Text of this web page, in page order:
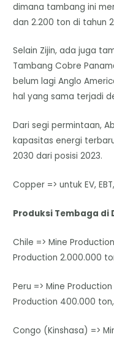
dimana tambang ini
dan 2.200 ton di tahun
Selain Zijin, ada juga
Tambang Cobre
belum lagi Anglo
hal yang sama terjadi
Dari segi permintaan,
kapasitas energi
2030 dari posisi 2023.
Copper => untuk EV,
Produksi Tembaga di
Chile => Mine
Production 2.000.000
Peru => Mine
Production 400.000
Congo (Kinshasa) =>